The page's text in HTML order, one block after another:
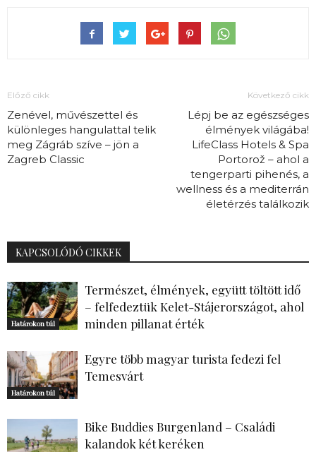
Előző cikk
Zenével, művészettel és
különleges hangulattal telik
meg Zágráb szíve – jön a
Zagreb Classic
Következő cikk
Lépj be az egészséges
élmények világába!
LifeClass Hotels & Spa
Portorož – ahol a
tengerparti pihenés, a
wellness és a mediterrán
életérzés találkozik
KAPCSOLÓDÓ CIKKEK
Határokon túl
Természet, élmények, együtt töltött idő
– felfedeztük Kelet-Stájerországot, ahol
minden pillanat érték
Határokon túl
Egyre több magyar turista fedezi fel
Temesvárt
Bike Buddies Burgenland – Családi
kalandok két keréken